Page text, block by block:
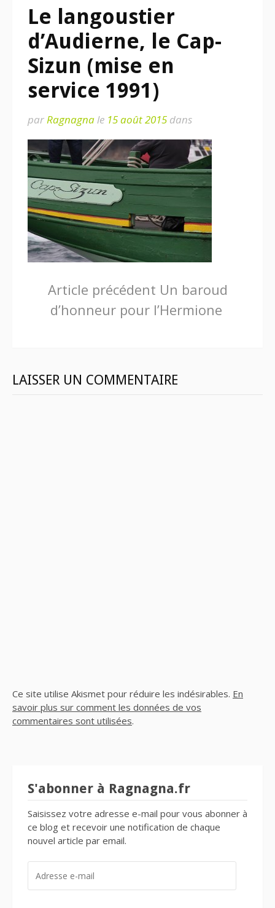
Le langoustier
d’Audierne, le Cap-
Sizun (mise en
service 1991)
parRagnagnale 15 août 2015 dans
LireArticle précédent Un baroud
d’honneur pour l’Hermione
LAISSER UN COMMENTAIRE
Ce site utilise Akismet pour réduire les indésirables. En
savoir plus sur comment les données de vos
commentaires sont utilisées.
S'abonner à Ragnagna.fr
Saisissez votre adresse e-mail pour vous abonner à
ce blog et recevoir une notification de chaque
nouvel article par email.
MAIL